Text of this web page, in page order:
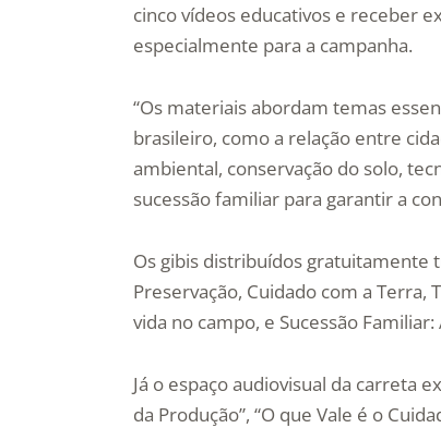
cinco vídeos educativos e receber
especialmente para a campanha.
“Os materiais abordam temas
brasileiro, como a relação entre
ambiental, conservação do solo,
sucessão familiar para garantir a
Os gibis distribuídos gratuitamente
Preservação, Cuidado com a
vida no campo, e Sucessão
Já o espaço audiovisual da carreta
da Produção”, “O que Vale é o